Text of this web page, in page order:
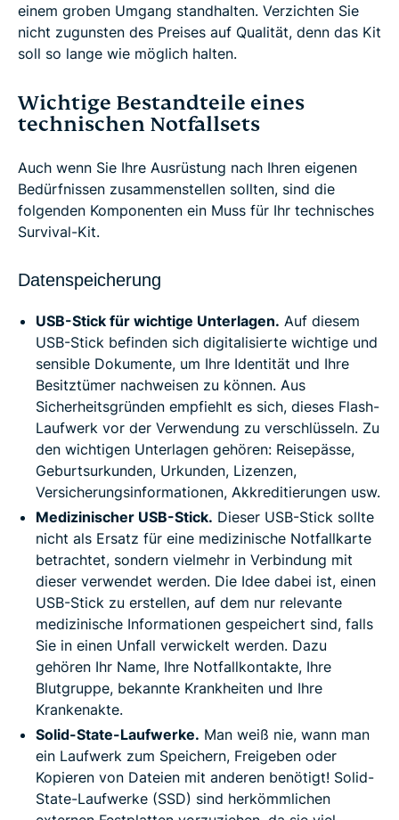
einem groben Umgang standhalten. Verzichten Sie
nicht zugunsten des Preises auf Qualität, denn das Kit
soll so lange wie möglich halten.
Wichtige Bestandteile eines
technischen Notfallsets
Auch wenn Sie Ihre Ausrüstung nach Ihren eigenen
Bedürfnissen zusammenstellen sollten, sind die
folgenden Komponenten ein Muss für Ihr technisches
Survival-Kit.
Datenspeicherung
USB-Stick für wichtige Unterlagen. Auf diesem
USB-Stick befinden sich digitalisierte wichtige und
sensible Dokumente, um Ihre Identität und Ihre
Besitztümer nachweisen zu können. Aus
Sicherheitsgründen empfiehlt es sich, dieses Flash-
Laufwerk vor der Verwendung zu verschlüsseln. Zu
den wichtigen Unterlagen gehören: Reisepässe,
Geburtsurkunden, Urkunden, Lizenzen,
Versicherungsinformationen, Akkreditierungen usw.
Medizinischer USB-Stick. Dieser USB-Stick sollte
nicht als Ersatz für eine medizinische Notfallkarte
betrachtet, sondern vielmehr in Verbindung mit
dieser verwendet werden. Die Idee dabei ist, einen
USB-Stick zu erstellen, auf dem nur relevante
medizinische Informationen gespeichert sind, falls
Sie in einen Unfall verwickelt werden. Dazu
gehören Ihr Name, Ihre Notfallkontakte, Ihre
Blutgruppe, bekannte Krankheiten und Ihre
Krankenakte.
Solid-State-Laufwerke. Man weiß nie, wann man
ein Laufwerk zum Speichern, Freigeben oder
Kopieren von Dateien mit anderen benötigt! Solid-
State-Laufwerke (SSD) sind herkömmlichen